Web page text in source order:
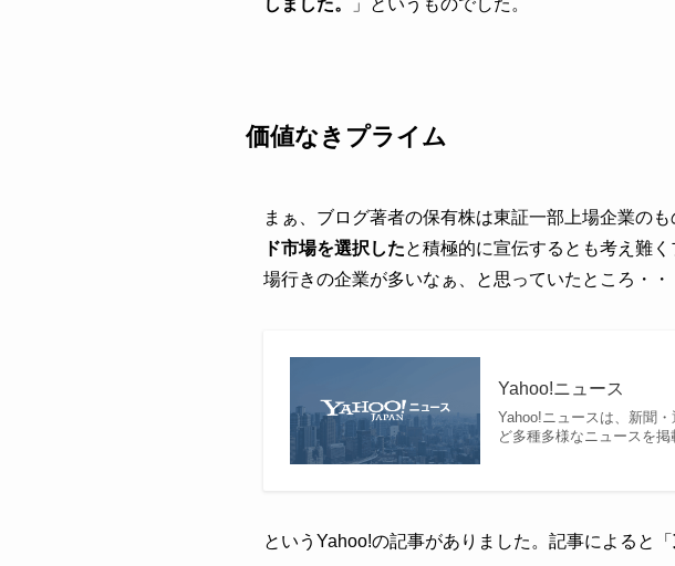
しました。
」というものでした。
価値なきプライム
まぁ、ブログ著者の保有株は東証一部上場企業の
ド市場を選択したと積極的に宣伝するとも考え難
場行きの企業が多いなぁ、と思っていたところ・・
Yahoo!ニュース
Yahoo!ニュースは、新聞
ど多種多様なニュースを掲
というYahoo!の記事がありました。記事によると「